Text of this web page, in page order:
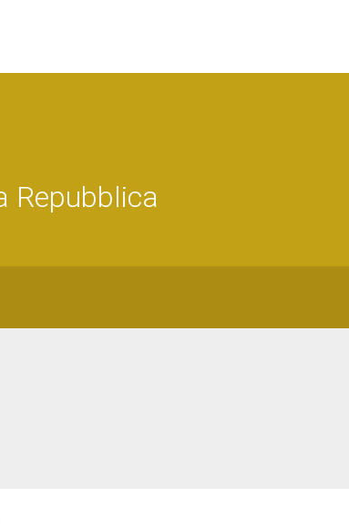
Repubblica